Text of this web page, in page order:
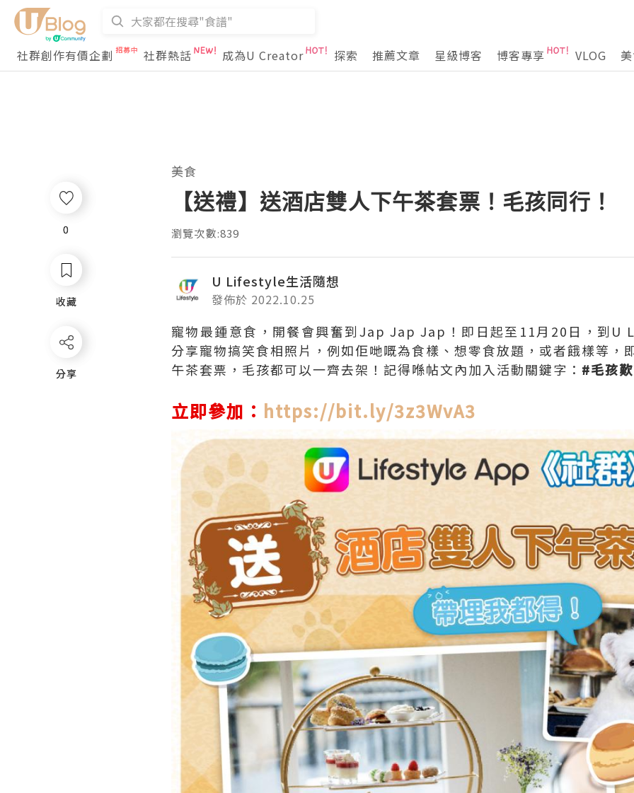
社群創作有價企劃
社群熱話 成為U Creator 探索 推薦文章 星級博客 博客專享 VLOG
0
收藏
分享
美食
【送禮】送酒店雙人下午茶套票！毛孩同行！
瀏覽次數:839
U Lifestyle生活隨想
發佈於 2022.10.25
寵物最鍾意食，開餐會興奮到Jap Jap Jap！即日起至11月20日，到U
分享寵物搞笑食相照片，例如佢哋嘅為食樣、想零食放題，或者餓樣等，
午茶套票，毛孩都可以一齊去架！記得喺帖文內加入活動關鍵字： #毛孩
立即參加： https://bit.ly/3z3WvA3
0
收藏
分享